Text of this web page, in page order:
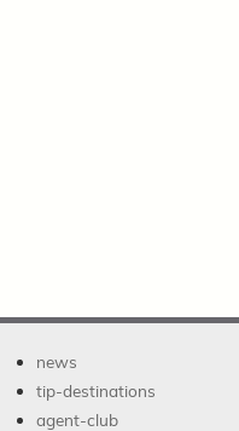
news
tip-destinations
agent-club